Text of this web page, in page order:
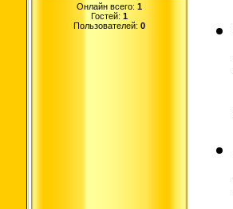
Онлайн всего: 1
Гостей: 1
Пользователей: 0